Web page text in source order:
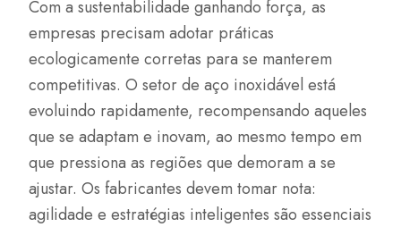
Com a sustentabilidade ganhando força, as
empresas precisam adotar práticas
ecologicamente corretas para se manterem
competitivas. O setor de aço inoxidável está
evoluindo rapidamente, recompensando aqueles
que se adaptam e inovam, ao mesmo tempo em
que pressiona as regiões que demoram a se
ajustar. Os fabricantes devem tomar nota:
agilidade e estratégias inteligentes são essenciais